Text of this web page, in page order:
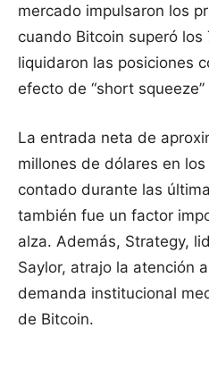
mercado impulsaron los
cuando Bitcoin superó
liquidaron las posiciones
efecto de “short
La entrada neta de
millones de dólares en
contado durante las
también fue un factor
alza. Además, Strategy,
Saylor, atrajo la atención
demanda institucional
de Bitcoin.